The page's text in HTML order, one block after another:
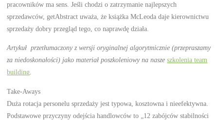
pracowników ma sens. Jeśli chodzi o zatrzymanie najlepszych
sprzedawców, getAbstract uważa, że książka McLeoda daje kierownictwu
sprzedaży dobry przegląd tego, co naprawdę działa.
Artykuł przetłumaczony z wersji oryginalnej algorytmicznie (przepraszamy
za niedoskonałości) jako materiał poszkoleniowy na nasze szkolenia team
building.
Take-Aways
Duża rotacja personelu sprzedaży jest typowa, kosztowna i nieefektywna.
Podstawowe przyczyny odejścia handlowców to „12 zabójców stabilności